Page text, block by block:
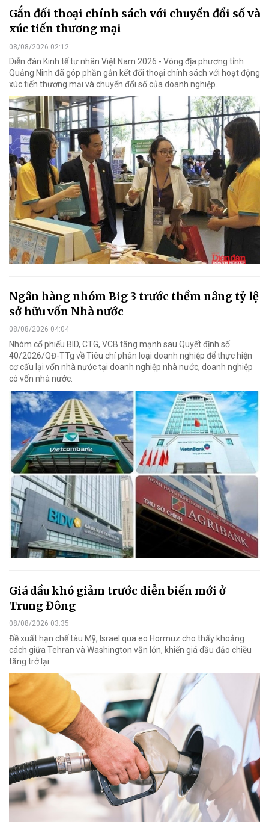
Gắn đối thoại chính sách với chuyển đổi số và
xúc tiến thương mại
08/08/2026 02:12
Diễn đàn Kinh tế tư nhân Việt Nam 2026 - Vòng địa phương tỉnh
Quảng Ninh đã góp phần gắn kết đối thoại chính sách với hoạt động
xúc tiến thương mại và chuyển đổi số của doanh nghiệp.
Ngân hàng nhóm Big 3 trước thềm nâng tỷ lệ
sở hữu vốn Nhà nước
08/08/2026 04:04
Nhóm cổ phiếu BID, CTG, VCB tăng mạnh sau Quyết định số
40/2026/QĐ-TTg về Tiêu chí phân loại doanh nghiệp để thực hiện
cơ cấu lại vốn nhà nước tại doanh nghiệp nhà nước, doanh nghiệp
có vốn nhà nước.
Giá dầu khó giảm trước diễn biến mới ở
Trung Đông
08/08/2026 03:35
Đề xuất hạn chế tàu Mỹ, Israel qua eo Hormuz cho thấy khoảng
cách giữa Tehran và Washington vẫn lớn, khiến giá dầu đảo chiều
tăng trở lại.